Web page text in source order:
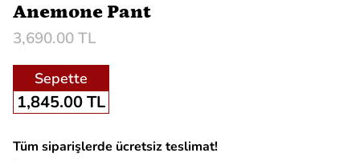
Anemone Pant
3,690.00 TL
Sepette
1,845.00 TL
Tüm siparişlerde ücretsiz teslimat!